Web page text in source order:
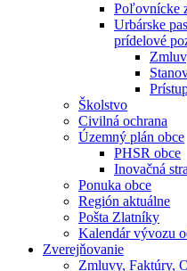
Poľovnícke
Urbárske
prídelové
Školstvo
Civilná ochrana
Územný plán obce
PHSR obce
Inovačná
Ponuka obce
Región aktuálne
Pošta Zlatníky
Kalendár vývozu
Zverejňovanie
Zmluvy, Faktúry,